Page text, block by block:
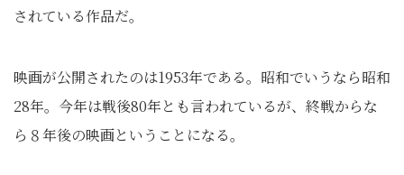
されている作品だ。
映画が公開されたのは1953年である。昭和でいうなら昭和
28年。今年は戦後80年とも言われているが、終戦からな
ら８年後の映画ということになる。